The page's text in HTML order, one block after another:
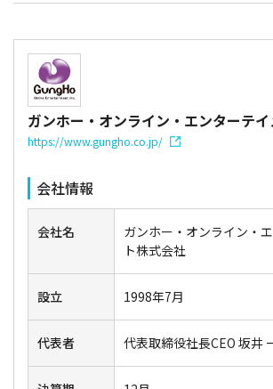
ガンホー・オンライン・エンターテ
https://www.gungho.co.jp/
会社情報
会社名
ガンホー・オンライン・
ト株式会社
設立 1998年7月
代表者 代表取締役社長CEO 坂井